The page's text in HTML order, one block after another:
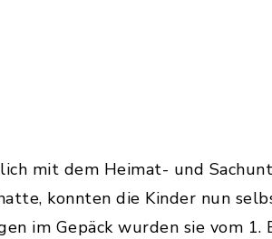
mit dem Heimat- und
konnten die Kinder nun
im Gepäck wurden sie vom 1.